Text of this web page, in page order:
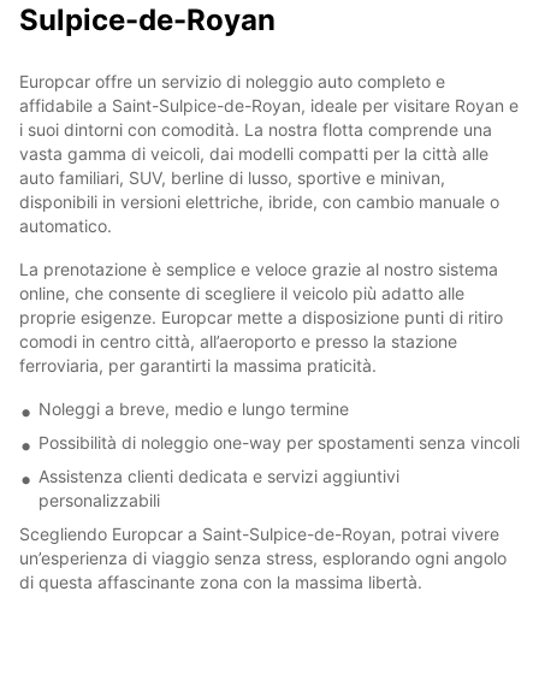
Sulpice-de-Royan
Europcar offre un servizio di noleggio auto completo e
affidabile a Saint-Sulpice-de-Royan, ideale per visitare Royan e
i suoi dintorni con comodità. La nostra flotta comprende una
vasta gamma di veicoli, dai modelli compatti per la città alle
auto familiari, SUV, berline di lusso, sportive e minivan,
disponibili in versioni elettriche, ibride, con cambio manuale o
automatico.
La prenotazione è semplice e veloce grazie al nostro sistema
online, che consente di scegliere il veicolo più adatto alle
proprie esigenze. Europcar mette a disposizione punti di ritiro
comodi in centro città, all’aeroporto e presso la stazione
ferroviaria, per garantirti la massima praticità.
Noleggi a breve, medio e lungo termine
Possibilità di noleggio one-way per spostamenti senza vincoli
Assistenza clienti dedicata e servizi aggiuntivi
personalizzabili
Scegliendo Europcar a Saint-Sulpice-de-Royan, potrai vivere
un’esperienza di viaggio senza stress, esplorando ogni angolo
di questa affascinante zona con la massima libertà.